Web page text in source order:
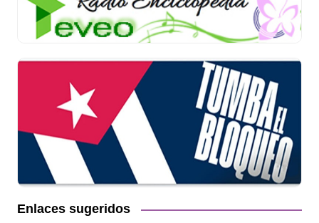
Enlaces sugeridos